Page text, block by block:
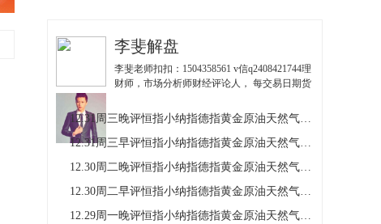
李斐解盘
李斐老师扣扣：1504358561 v信q2408421744理
财师，市场分析师财经评论人， 每交易日期货
分析实时策略单90%胜率。
12.31周三晚评恒指小纳指德指黄金原油天然气铜操作建议
12.31周三早评恒指小纳指德指黄金原油天然气铜操作建议
12.30周二晚评恒指小纳指德指黄金原油天然气铜操作建议
12.30周二早评恒指小纳指德指黄金原油天然气铜操作建议
12.29周一晚评恒指小纳指德指黄金原油天然气铜操作建议